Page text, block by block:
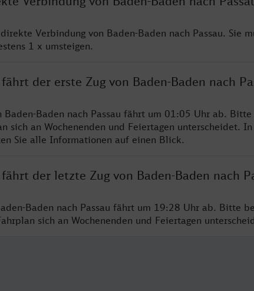
Verbindung von Baden-Baden nach Passau. Sie
1 x umsteigen.
der erste Zug von Baden-Baden nach
Baden-Baden nach Passau fährt um 01:05 Uhr ab.
sich an Wochenenden und Feiertagen unterscheidet.
Sie alle Informationen auf einen Blick.
der letzte Zug von Baden-Baden nach
Baden nach Passau fährt um 19:28 Uhr ab. Bitte
sich an Wochenenden und Feiertagen